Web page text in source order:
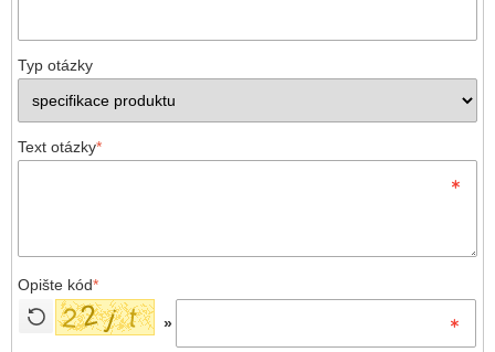
Typ otázky
Text otázky*
Opište kód*
»